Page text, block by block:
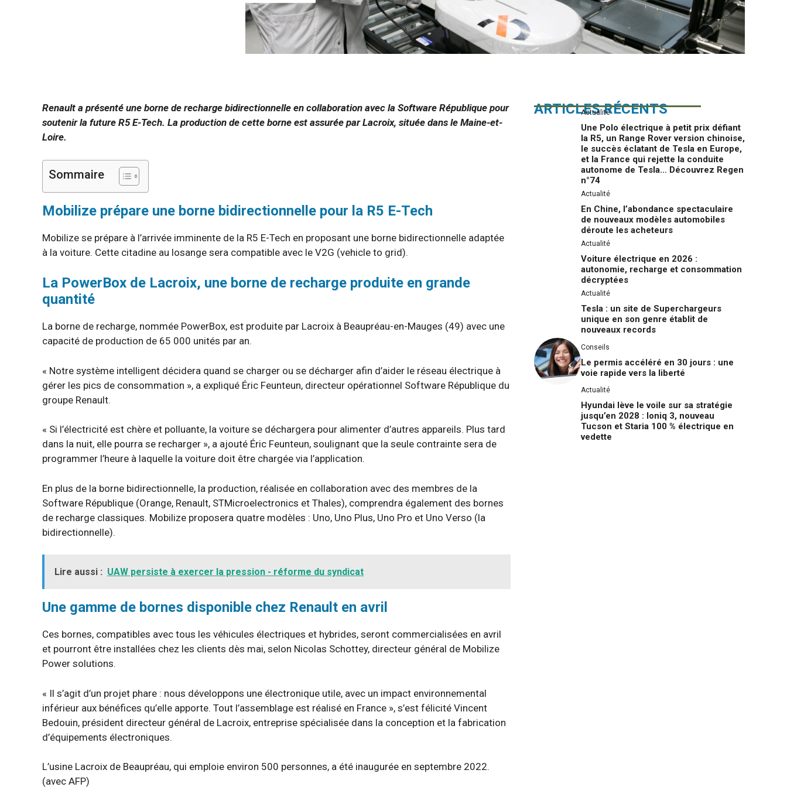
Renault a présenté une borne de recharge bidirectionnelle en collaboration avec la Software République pour
soutenir la future R5 E-Tech. La production de cette borne est assurée par Lacroix, située dans le Maine-et-
Loire.
Sommaire
Mobilize prépare une borne bidirectionnelle pour la R5 E-Tech
Mobilize se prépare à l’arrivée imminente de la R5 E-Tech en proposant une borne bidirectionnelle adaptée
à la voiture. Cette citadine au losange sera compatible avec le V2G (vehicle to grid).
La PowerBox de Lacroix, une borne de recharge produite en grande
quantité
La borne de recharge, nommée PowerBox, est produite par Lacroix à Beaupréau-en-Mauges (49) avec une
capacité de production de 65 000 unités par an.
« Notre système intelligent décidera quand se charger ou se décharger afin d’aider le réseau électrique à
gérer les pics de consommation », a expliqué Éric Feunteun, directeur opérationnel Software République du
groupe Renault.
« Si l’électricité est chère et polluante, la voiture se déchargera pour alimenter d’autres appareils. Plus tard
dans la nuit, elle pourra se recharger », a ajouté Éric Feunteun, soulignant que la seule contrainte sera de
programmer l’heure à laquelle la voiture doit être chargée via l’application.
En plus de la borne bidirectionnelle, la production, réalisée en collaboration avec des membres de la
Software République (Orange, Renault, STMicroelectronics et Thales), comprendra également des bornes
de recharge classiques. Mobilize proposera quatre modèles : Uno, Uno Plus, Uno Pro et Uno Verso (la
bidirectionnelle).
Lire aussi : UAW persiste à exercer la pression - réforme du syndicat
Une gamme de bornes disponible chez Renault en avril
Ces bornes, compatibles avec tous les véhicules électriques et hybrides, seront commercialisées en avril
et pourront être installées chez les clients dès mai, selon Nicolas Schottey, directeur général de Mobilize
Power solutions.
« Il s’agit d’un projet phare : nous développons une électronique utile, avec un impact environnemental
inférieur aux bénéfices qu’elle apporte. Tout l’assemblage est réalisé en France », s’est félicité Vincent
Bedouin, président directeur général de Lacroix, entreprise spécialisée dans la conception et la fabrication
d’équipements électroniques.
L’usine Lacroix de Beaupréau, qui emploie environ 500 personnes, a été inaugurée en septembre 2022.
(avec AFP)
ARTICLES RÉCENTS
Actualité
Une Polo électrique à petit prix défiant
la R5, un Range Rover version chinoise,
le succès éclatant de Tesla en Europe,
et la France qui rejette la conduite
autonome de Tesla… Découvrez Regen
n°74
Actualité
En Chine, l’abondance spectaculaire
de nouveaux modèles automobiles
déroute les acheteurs
Actualité
Voiture électrique en 2026 :
autonomie, recharge et consommation
décryptées
Actualité
Tesla : un site de Superchargeurs
unique en son genre établit de
nouveaux records
Conseils
Le permis accéléré en 30 jours : une
voie rapide vers la liberté
Actualité
Hyundai lève le voile sur sa stratégie
jusqu’en 2028 : Ioniq 3, nouveau
Tucson et Staria 100 % électrique en
vedette